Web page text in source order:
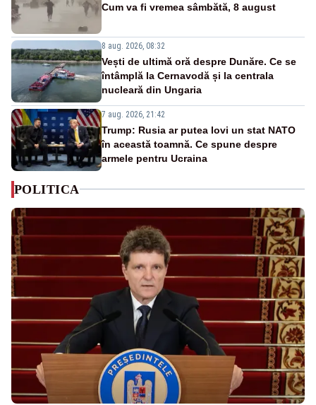
Cum va fi vremea sâmbătă, 8 august
8 aug. 2026, 08:32
Vești de ultimă oră despre Dunăre. Ce se
întâmplă la Cernavodă și la centrala
nucleară din Ungaria
7 aug. 2026, 21:42
Trump: Rusia ar putea lovi un stat NATO
în această toamnă. Ce spune despre
armele pentru Ucraina
POLITICA